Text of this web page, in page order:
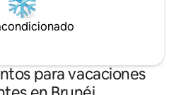
para vacaciones